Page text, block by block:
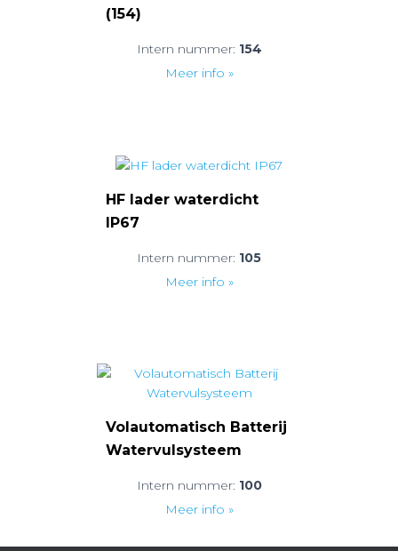
(154)
Intern nummer: 154
Meer info »
HF lader waterdicht
IP67
Intern nummer: 105
Meer info »
Volautomatisch Batterij
Watervulsysteem
Intern nummer: 100
Meer info »